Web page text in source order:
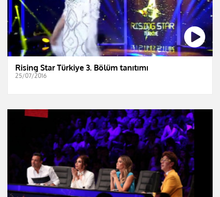
Rising Star Türkiye 3. Bölüm tanıtımı
25/07/2016